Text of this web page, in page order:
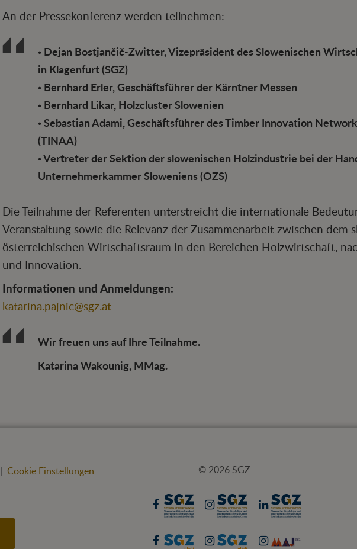
An der Pressekonferenz werden teilnehmen:
• Dejan Bostjančič-Zwitter, Vizepräsident des Slowenischen
in Klagenfurt (SGZ)
• Bernhard Erler, Geschäftsführer der Kärntner Messen
• Bernhard Likar, Holzcluster Slowenien
• Sebastian Adami, Geschäftsführer des Timber Innovation
(TINAA)
• Vertreter der Sektion der slowenischen Holzindustrie bei der
Unternehmerkammer Sloweniens (OZS)
Die Teilnahme der Referenten unterstreicht die internationale
Veranstaltung sowie die Relevanz der Zusammenarbeit zwischen dem
österreichischen Wirtschaftsraum in den Bereichen Holzwirtschaft,
und Innovation.
Informationen und Anmeldungen:
katarina.pajnic@sgz.at
Wir freuen uns auf Ihre Teilnahme.
Katarina Wakounig, MMag.
| Cookie Einstellungen
© 2026 SGZ